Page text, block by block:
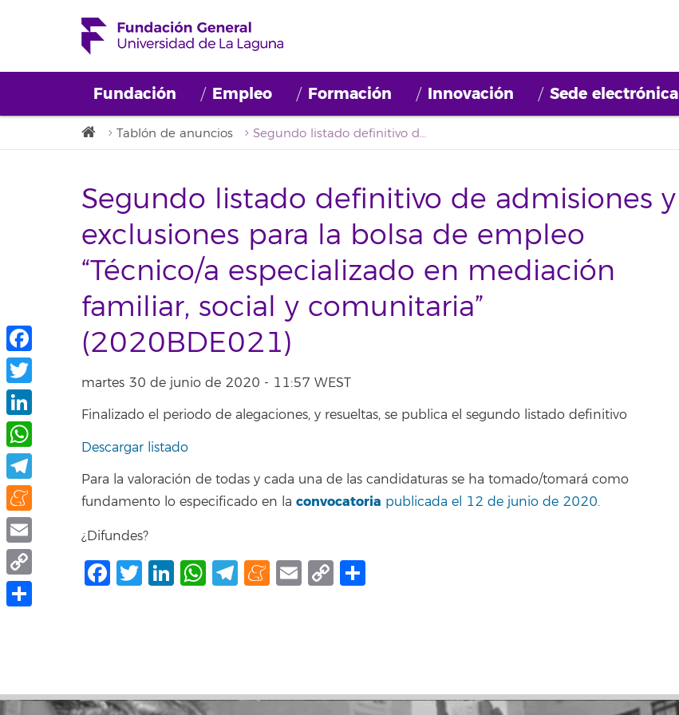
Fundación Empleo Formación Innovación Sede electrónica
Tablón de anuncios Segundo listado definitivo de admisiones y exclusiones para la bolsa de empleo “Técnico/a especializado en mediación familiar, social y comunitaria” (2020BDE021)
Segundo listado definitivo de admisiones y
exclusiones para la bolsa de empleo
“Técnico/a especializado en mediación
familiar, social y comunitaria”
(2020BDE021)
martes 30 de junio de 2020 - 11:57 WEST
Finalizado el periodo de alegaciones, y resueltas, se publica el segundo listado definitivo
Descargar listado
Para la valoración de todas y cada una de las candidaturas se ha tomado/tomará como
fundamento lo especificado en la convocatoria publicada el 12 de junio de 2020.
¿Difundes?
Facebook
Twitter
LinkedIn
WhatsApp
Telegram
Meneame
Email
Copy
Facebook
Twitter
LinkedIn
WhatsApp
Telegram
Meneame
Email
Copy